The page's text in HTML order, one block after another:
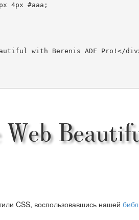
4px #aaa;
CSS, воспользовавшись нашей